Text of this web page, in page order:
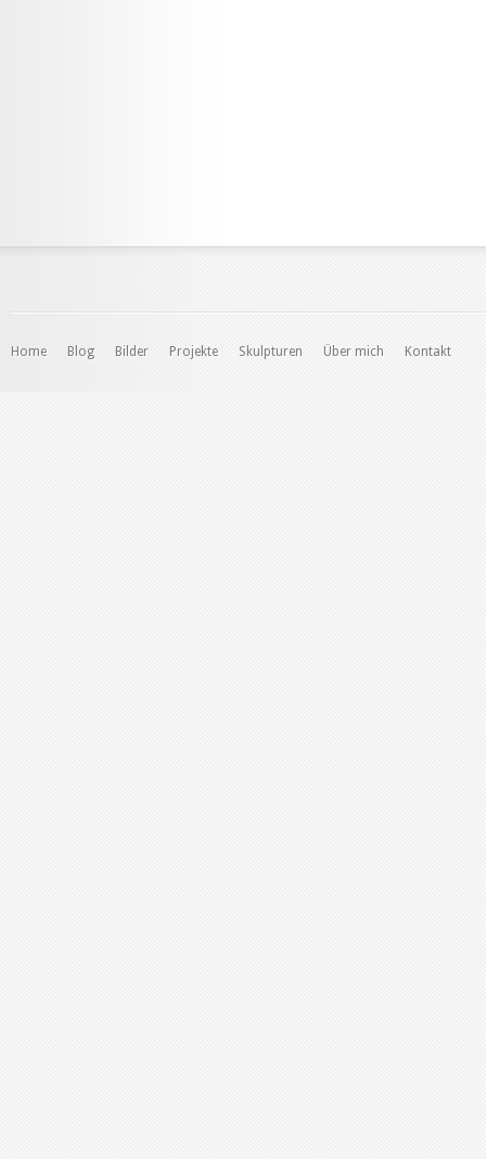
Home Blog Bilder Projekte Skulpturen Über mich Kontakt